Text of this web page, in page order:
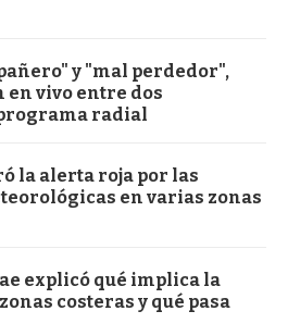
y "mal perdedor",
vivo entre dos
radial
la alerta roja por las
en varias zonas
explicó qué implica la
costeras y qué pasa